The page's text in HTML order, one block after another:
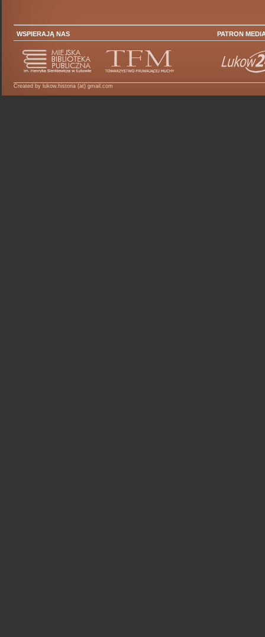
WSPIERAJĄ NAS PATRON
Created by lukow.historia (at) gmail.com